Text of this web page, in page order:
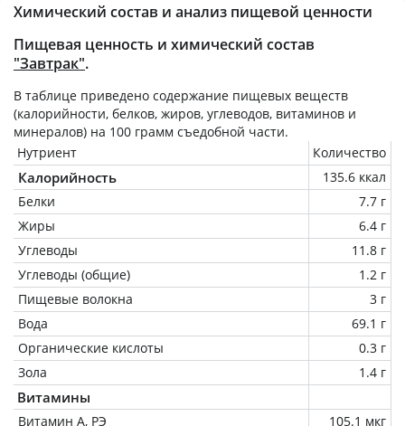
Химический состав и анализ пищевой ценности
Пищевая ценность и химический состав
"Завтрак".
В таблице приведено содержание пищевых веществ
(калорийности, белков, жиров, углеводов, витаминов и
минералов) на 100 грамм съедобной части.
Нутриент
Количество
Калорийность
135.6 ккал
Белки
7.7 г
Жиры
6.4 г
Углеводы
11.8 г
Углеводы (общие)
1.2 г
Пищевые волокна
3 г
Вода
69.1 г
Органические кислоты
0.3 г
Зола
1.4 г
Витамины
Витамин А, РЭ 105.1 мкг